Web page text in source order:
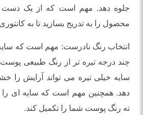
جلوه دهد. مهم است که از یک دست
محصول را به تدریج بسازید تا به
انتخاب رنگ نادرست: مهم است که سایه
چند درجه تیره تر از رنگ طبیعی
سایه خیلی تیره می تواند آرایش را
دهد. همچنین مهم است که سایه ای را
ته رنگ پوست شما را تکمیل کند.